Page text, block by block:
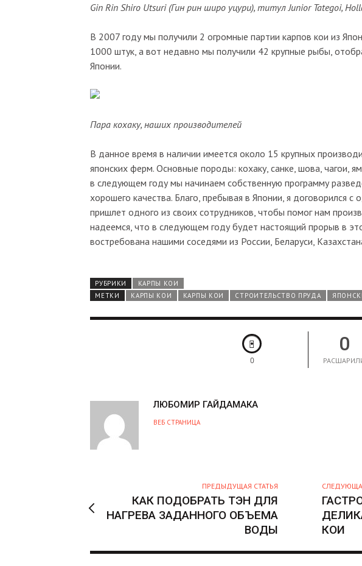
Gin Rin Shiro Utsuri (Гин рин широ уцури), титул Junior Tategoi,
В 2007 году мы получили 2 огромные партии карпов кои из
1000 штук, а вот недавно мы получили 42 крупные рыбы,
Японии.
Пара кохаку, наших производителей
В данное время в наличии имеется около 15 крупных
японских ферм. Основные породы: кохаку, санке, шова, чагои,
в следующем году мы начинаем собственную программу
хорошего качества. Благо, пребывая в Японии, я договорился
пришлет одного из своих сотрудников, чтобы помог нам
надеемся, что в следующем году будет настоящий прорыв в
востребована нашими соседями из России, Беларуси,
РУБРИКИ
КАРПЫ КОИ
МЕТКИ
КАРПЫ КОИ КАРПЫ КОИ СТРОИТЕЛЬСТВО ПРУДА
0
0
А
В
ЛЮБОМИР ГАЙДАМАКА
ВЕБ СТРАНИЦА
ПРЕДЫДУЩАЯ СТАТЬЯ
КАК ПОДОБРАТЬ ТЭН ДЛЯ
НАГРЕВА ЗАДАННОГО ОБЪЕМА
ВОДЫ
КОИ